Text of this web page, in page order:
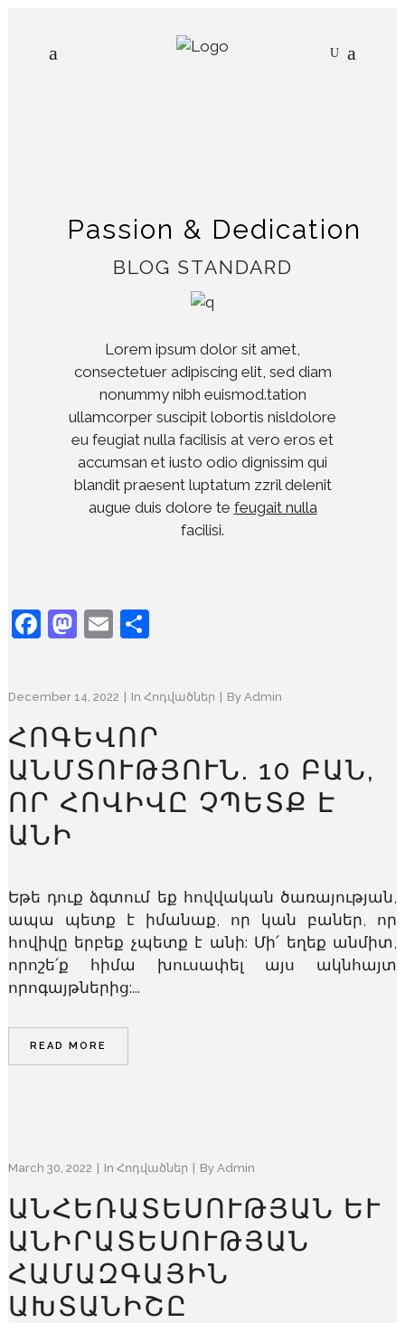
Passion & Dedication
BLOG STANDARD
Lorem ipsum dolor sit amet,
consectetuer adipiscing elit, sed diam
nonummy nibh euismod.tation
ullamcorper suscipit lobortis nisldolore
eu feugiat nulla facilisis at vero eros et
accumsan et iusto odio dignissim qui
blandit praesent luptatum zzril delenit
augue duis dolore te feugait nulla
facilisi.
Facebook
Mastodon
EmailShare
December 14, 2022 In Հոդվածներ By Admin
ՀՈԳԵՎՈՐ
ԱՆՄՏՈՒԹՅՈՒՆ. 10 ԲԱՆ,
ՈՐ ՀՈՎԻՎԸ ՉՊԵՏՔ Է
ԱՆԻ
Եթե դուք ձգտում եք հովվական ծառայության,
ապա պետք է իմանաք, որ կան բաներ, որ
հովիվը երբեք չպետք է անի: Մի՛ եղեք անմիտ,
որոշե՛ք հիմա խուսափել այս ակնհայտ
որոգայթներից:...
READ MORE
March 30, 2022 In Հոդվածներ By Admin
ԱՆՀԵՌԱՏԵՍՈՒԹՅԱՆ ԵՒ Ա
ՆԻՐԱՏԵՍՈՒԹՅԱՆ Հ
ԱՄԱԶԳԱՅԻՆ Ա
ԽՏԱՆԻՇԸ